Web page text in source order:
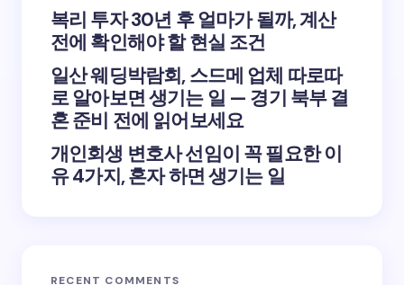
복리 투자 30년 후 얼마가 될까, 계산
전에 확인해야 할 현실 조건
일산 웨딩박람회, 스드메 업체 따로따
로 알아보면 생기는 일 — 경기 북부 결
혼 준비 전에 읽어보세요
개인회생 변호사 선임이 꼭 필요한 이
유 4가지, 혼자 하면 생기는 일
RECENT COMMENTS